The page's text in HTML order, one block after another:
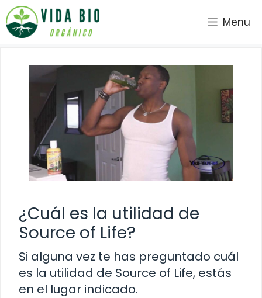
Saltar
al
contenido
Menu
¿Cuál es la utilidad de
Source of Life?
Si alguna vez te has preguntado cuál
es la utilidad de Source of Life, estás
en el lugar indicado.